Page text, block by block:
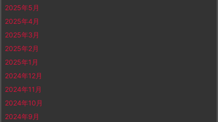
2025年5月
2025年4月
2025年3月
2025年2月
2025年1月
2024年12月
2024年11月
2024年10月
2024年9月